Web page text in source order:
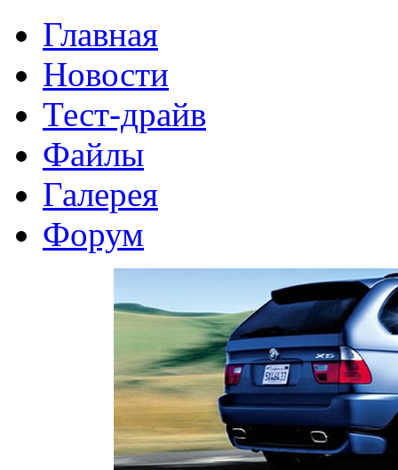
Главная
Новости
Тест-драйв
Файлы
Галерея
Форум